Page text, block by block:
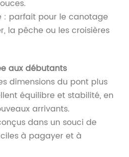
: parfait pour le canotage
la pêche ou les croisières
aux débutants
dimensions du pont plus
équilibre et stabilité, en
arrivants.
dans un souci de
à pagayer et à